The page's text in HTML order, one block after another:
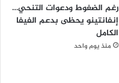
رغم الضغوط ودعوات التنحي…
إنفانتينو يحظى بدعم الفيفا
الكامل
منذ يوم واحد